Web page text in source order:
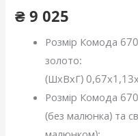
₴ 9 025
Розмір Комода 670
золото:
(ШхВхГ)
Розмір Комода
(без малюнка) та